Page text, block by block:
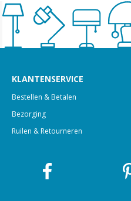
KLANTENSERVICE
Bestellen & Betalen
Bezorging
Ruilen & Retourneren